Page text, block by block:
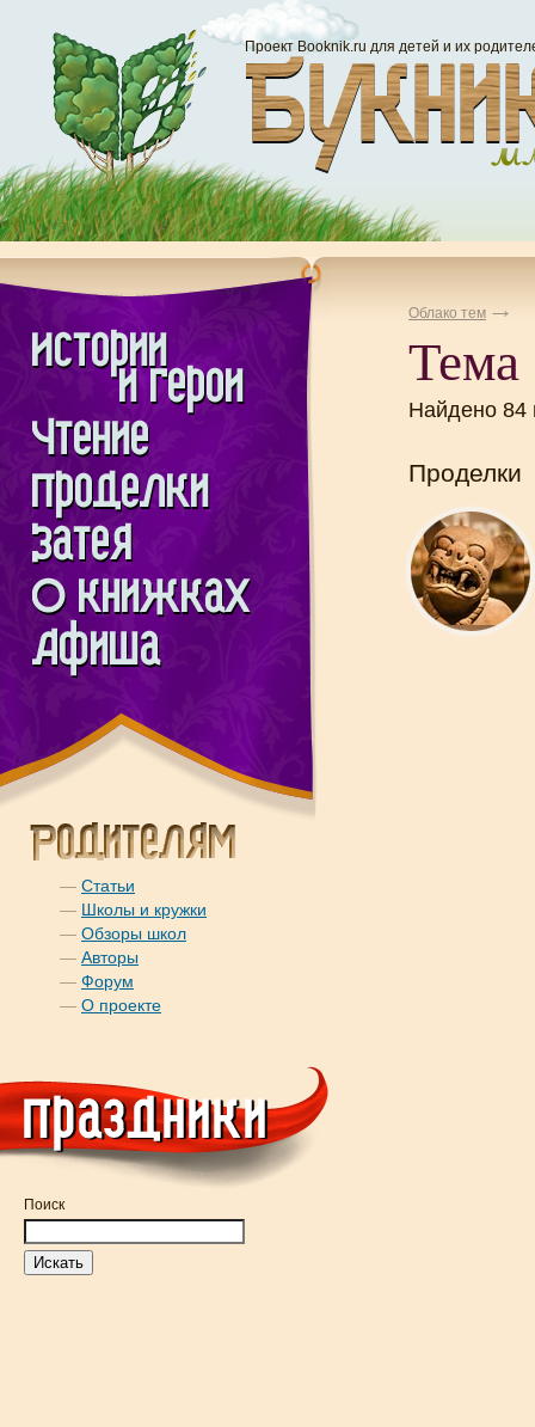
Проект Booknik.ru для детей и их
— Статьи
— Школы и кружки
— Обзоры школ
— Авторы
— Форум
— О проекте
Поиск
Облако тем
Найдено 84
Проделки